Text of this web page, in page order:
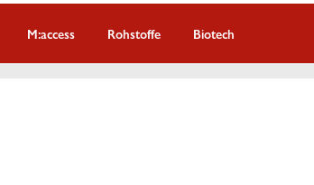
M:access Rohstoffe Biotech